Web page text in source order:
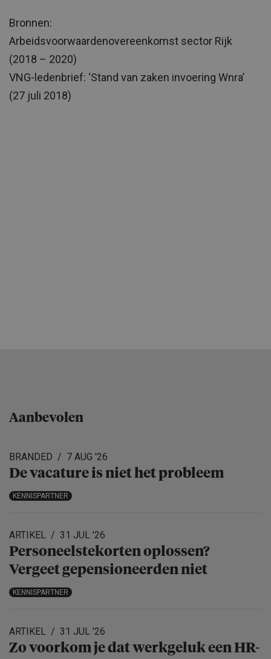
Bronnen:
Arbeidsvoorwaardenovereenkomst sector Rijk
(2018 – 2020)
VNG-ledenbrief: ‘Stand van zaken invoering Wnra’
(27 juli 2018)
Aanbevolen
BRANDED 7 AUG '26
De vacature is niet het probleem
KENNISPARTNER
ARTIKEL 31 JUL '26
Personeels­te­korten oplossen?
Vergeet gepensio­neerden niet
KENNISPARTNER
ARTIKEL 31 JUL '26
Zo voorkom je dat werkgeluk een HR-